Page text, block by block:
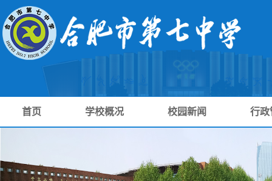
首页 学校概况 校园新闻 行政